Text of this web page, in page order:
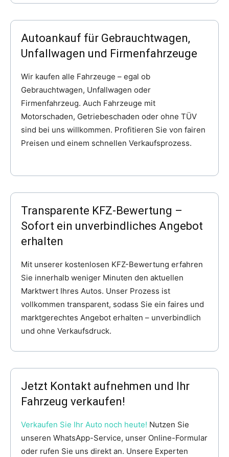
Autoankauf für Gebrauchtwagen,
Unfallwagen und Firmenfahrzeuge
Wir kaufen alle Fahrzeuge – egal ob
Gebrauchtwagen, Unfallwagen oder
Firmenfahrzeug. Auch Fahrzeuge mit
Motorschaden, Getriebeschaden oder ohne TÜV
sind bei uns willkommen. Profitieren Sie von fairen
Preisen und einem schnellen Verkaufsprozess.
Transparente KFZ-Bewertung –
Sofort ein unverbindliches Angebot
erhalten
Mit unserer kostenlosen KFZ-Bewertung erfahren
Sie innerhalb weniger Minuten den aktuellen
Marktwert Ihres Autos. Unser Prozess ist
vollkommen transparent, sodass Sie ein faires und
marktgerechtes Angebot erhalten – unverbindlich
und ohne Verkaufsdruck.
Jetzt Kontakt aufnehmen und Ihr
Fahrzeug verkaufen!
Verkaufen Sie Ihr Auto noch heute! Nutzen Sie
unseren WhatsApp-Service, unser Online-Formular
oder rufen Sie uns direkt an. Unsere Experten